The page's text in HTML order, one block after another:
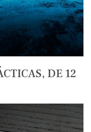
DE 12